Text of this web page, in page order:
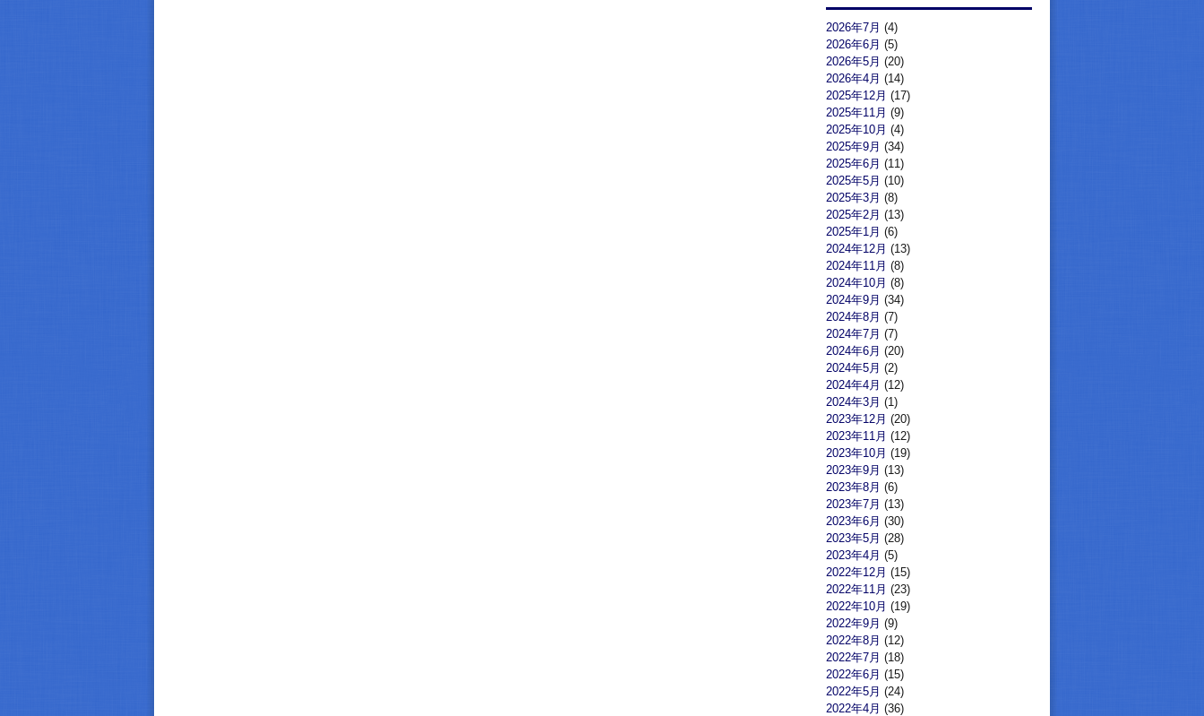
2026年7月 (4)
2026年6月 (5)
2026年5月 (20)
2026年4月 (14)
2025年12月 (17)
2025年11月 (9)
2025年10月 (4)
2025年9月 (34)
2025年6月 (11)
2025年5月 (10)
2025年3月 (8)
2025年2月 (13)
2025年1月 (6)
2024年12月 (13)
2024年11月 (8)
2024年10月 (8)
2024年9月 (34)
2024年8月 (7)
2024年7月 (7)
2024年6月 (20)
2024年5月 (2)
2024年4月 (12)
2024年3月 (1)
2023年12月 (20)
2023年11月 (12)
2023年10月 (19)
2023年9月 (13)
2023年8月 (6)
2023年7月 (13)
2023年6月 (30)
2023年5月 (28)
2023年4月 (5)
2022年12月 (15)
2022年11月 (23)
2022年10月 (19)
2022年9月 (9)
2022年8月 (12)
2022年7月 (18)
2022年6月 (15)
2022年5月 (24)
2022年4月 (36)